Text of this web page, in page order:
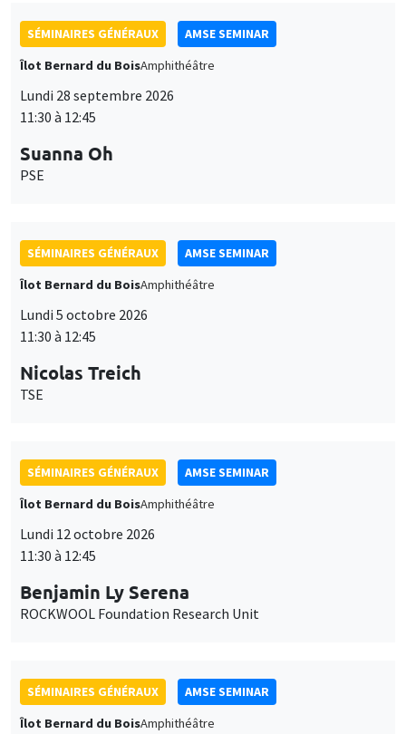
SÉMINAIRES GÉNÉRAUX
AMSE SEMINAR
Îlot Bernard du BoisAmphithéâtre
Lundi 28 septembre 2026
11:30 à 12:45
Suanna Oh
PSE
SÉMINAIRES GÉNÉRAUX
AMSE SEMINAR
Îlot Bernard du BoisAmphithéâtre
Lundi 5 octobre 2026
11:30 à 12:45
Nicolas Treich
TSE
SÉMINAIRES GÉNÉRAUX
AMSE SEMINAR
Îlot Bernard du BoisAmphithéâtre
Lundi 12 octobre 2026
11:30 à 12:45
Benjamin Ly Serena
ROCKWOOL Foundation Research Unit
SÉMINAIRES GÉNÉRAUX
AMSE SEMINAR
Îlot Bernard du BoisAmphithéâtre